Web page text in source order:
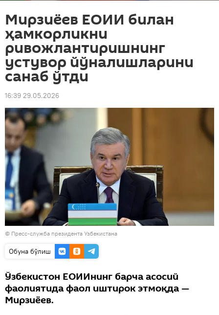
Мирзиёев ЕОИИ билан
ҳамкорликни
ривожлантиришнинг
устувор йўналишларини
санаб ўтди
16:39 29.05.2026
© Пресс-служба президента Узбекистана
Oбуна бўлиш
Ўзбекистон ЕОИИнинг барча асосий
фаолиятида фаол иштирок этмоқда —
Мирзиёев.